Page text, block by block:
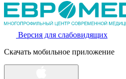
Версия для слабовидящих
Скачать мобильное приложение